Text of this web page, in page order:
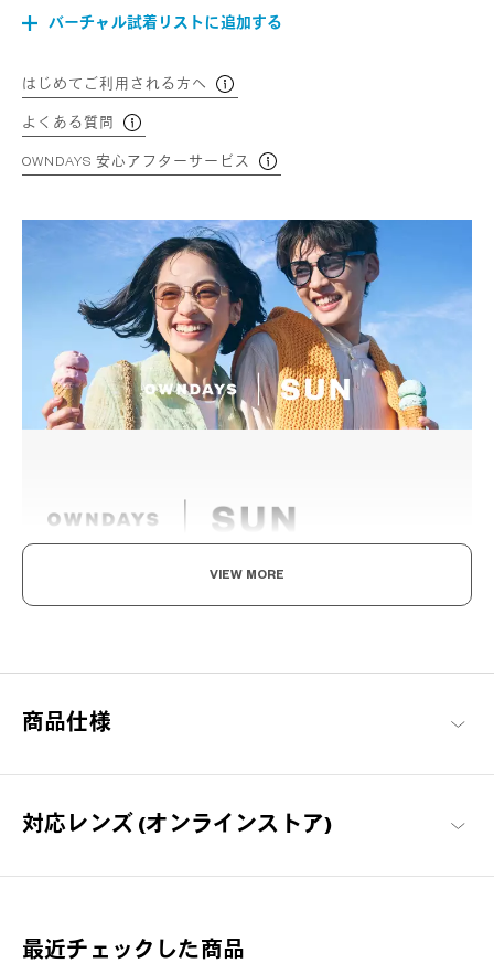
バーチャル試着リストに追加する
はじめてご利用される方へ
よくある質問
OWNDAYS 安心アフターサービス
太陽ごと、トリコにする。
OWNDAYS | SUN 商品一覧
VIEW MORE
商品仕様
対応レンズ (オンラインストア)
最近チェックした商品